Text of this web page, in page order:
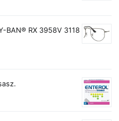
BAN® RX 3958V 3118